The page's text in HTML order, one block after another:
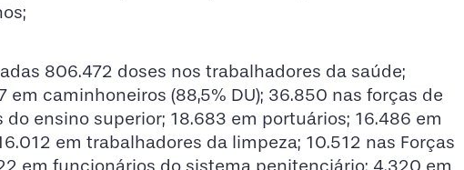
806.472 doses nos trabalhadores da saúde;
caminhoneiros (88,5% DU); 36.850 nas forças de
ensino superior; 18.683 em portuários; 16.486 em
em trabalhadores da limpeza; 10.512 nas Forças